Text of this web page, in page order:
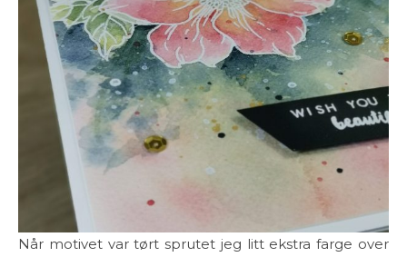
Når motivet var tørt sprutet jeg litt ekstra farge over